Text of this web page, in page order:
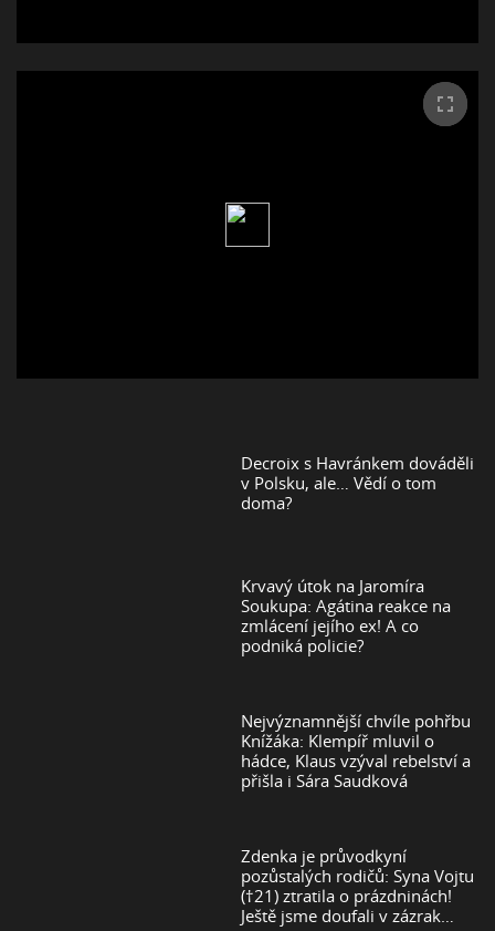
Decroix s Havránkem dováděli
v Polsku, ale… Vědí o tom
doma?
Krvavý útok na Jaromíra
Soukupa: Agátina reakce na
zmlácení jejího ex! A co
podniká policie?
Nejvýznamnější chvíle pohřbu
Knížáka: Klempíř mluvil o
hádce, Klaus vzýval rebelství a
přišla i Sára Saudková
Zdenka je průvodkyní
pozůstalých rodičů: Syna Vojtu
(†21) ztratila o prázdninách!
Ještě jsme doufali v zázrak…